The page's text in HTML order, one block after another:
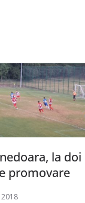
la doi
promovare